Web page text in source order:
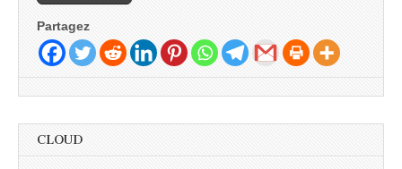
Partagez
CLOUD